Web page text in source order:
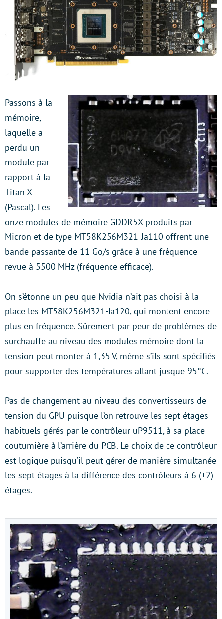
Passons à la
mémoire,
laquelle a
perdu un
module par
rapport à la
Titan X
(Pascal). Les
onze modules de mémoire GDDR5X produits par
Micron et de type MT58K256M321-Ja110 offrent une
bande passante de 11 Go/s grâce à une fréquence
revue à 5500 MHz (fréquence efficace).
On s’étonne un peu que Nvidia n’ait pas choisi à la
place les MT58K256M321-Ja120, qui montent encore
plus en fréquence. Sûrement par peur de problèmes de
surchauffe au niveau des modules mémoire dont la
tension peut monter à 1,35 V, même s’ils sont spécifiés
pour supporter des températures allant jusque 95°C.
Pas de changement au niveau des convertisseurs de
tension du GPU puisque l’on retrouve les sept étages
habituels gérés par le contrôleur uP9511, à sa place
coutumière à l’arrière du PCB. Le choix de ce contrôleur
est logique puisqu’il peut gérer de manière simultanée
les sept étages à la différence des contrôleurs à 6 (+2)
étages.